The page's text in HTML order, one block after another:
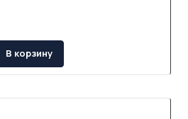
В корзину